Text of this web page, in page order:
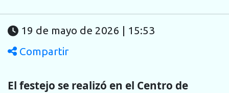
19 de mayo de 2026 | 15:53
Compartir
El festejo se realizó en el Centro de